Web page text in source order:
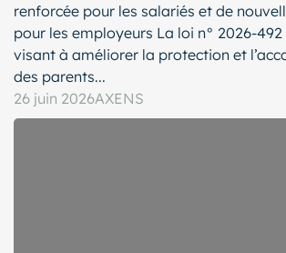
renforcée pour les salariés et de
pour les employeurs La loi n° 2026-492
visant à améliorer la protection et
des parents...
26 juin 2026AXENS